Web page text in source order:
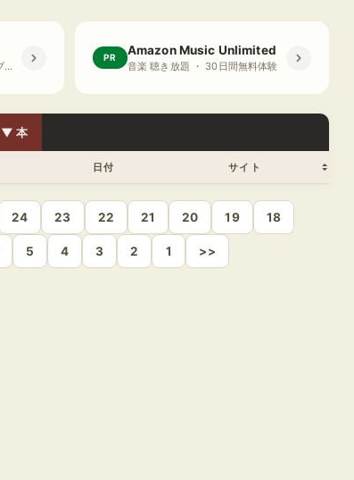
プライム会員限定 オーディオブック ・ 30日間無料体験
PR Amazon Music Unlimited
音楽 聴き放題 ・ 30日間無料体験
▼ 本
日付 サイト
24 23 22 21 20 19 18
5 4 3 2 1 >>